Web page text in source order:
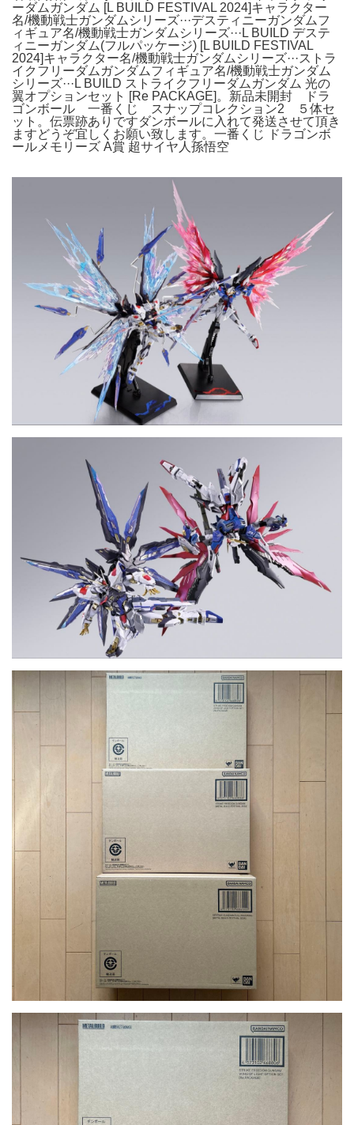
ーダムガンダム [L BUILD FESTIVAL 2024]キャラクター
名/機動戦士ガンダムシリーズ···デスティニーガンダムフ
ィギュア名/機動戦士ガンダムシリーズ···L BUILD デステ
ィニーガンダム(フルパッケージ) [L BUILD FESTIVAL
2024]キャラクター名/機動戦士ガンダムシリーズ···ストラ
イクフリーダムガンダムフィギュア名/機動戦士ガンダム
シリーズ···L BUILD ストライクフリーダムガンダム 光の
翼オプションセット [Re PACKAGE]。新品未開封 ドラ
ゴンボール 一番くじ スナップコレクション2 ５体セ
ット。伝票跡ありですダンボールに入れて発送させて頂き
ますどうぞ宜しくお願い致します。一番くじ ドラゴンボ
ールメモリーズ A賞 超サイヤ人孫悟空